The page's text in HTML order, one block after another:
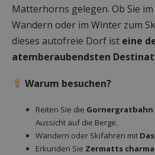
Matterhorns gelegen. Ob Sie
Wandern oder im Winter zum
dieses autofreie Dorf ist eine
atemberaubendsten
Warum besuchen?
Reiten Sie die Gornergratbahn
Aussicht auf die Berge.
Wandern oder Skifahren mit
Erkunden Sie Zermatts